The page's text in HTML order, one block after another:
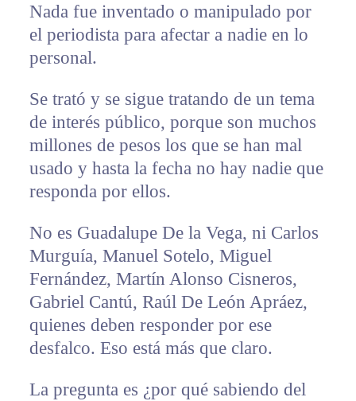
Nada fue inventado o manipulado por
el periodista para afectar a nadie en lo
personal.
Se trató y se sigue tratando de un tema
de interés público, porque son muchos
millones de pesos los que se han mal
usado y hasta la fecha no hay nadie que
responda por ellos.
No es Guadalupe De la Vega, ni Carlos
Murguía, Manuel Sotelo, Miguel
Fernández, Martín Alonso Cisneros,
Gabriel Cantú, Raúl De León Apráez,
quienes deben responder por ese
desfalco. Eso está más que claro.
La pregunta es ¿por qué sabiendo del